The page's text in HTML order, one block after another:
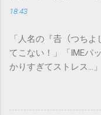
18:43
「人名の『𠮷（つち
てこない！」「IMEパ
かりすぎてストレス…
てしまいますよね。
を使いますが、実はマ